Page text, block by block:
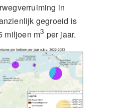
in
gegroeid is
miljoen m3 per jaar.